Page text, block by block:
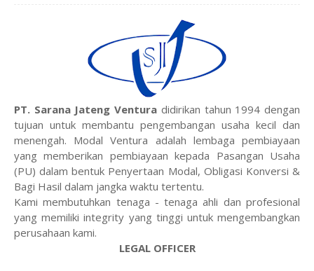
PT. Sarana Jateng Ventura didirikan tahun 1994 dengan
tujuan untuk membantu pengembangan usaha kecil dan
menengah. Modal Ventura adalah lembaga pembiayaan
yang memberikan pembiayaan kepada Pasangan Usaha
(PU) dalam bentuk Penyertaan Modal, Obligasi Konversi &
Bagi Hasil dalam jangka waktu tertentu.
Kami membutuhkan tenaga - tenaga ahli dan profesional
yang memiliki integrity yang tinggi untuk mengembangkan
perusahaan kami.
LEGAL OFFICER